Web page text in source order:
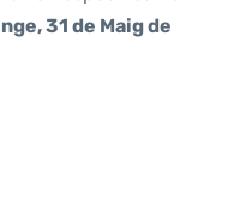
31 de Maig de